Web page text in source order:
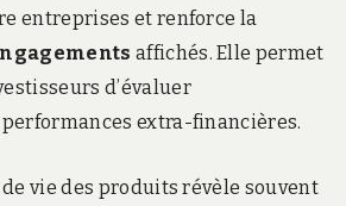
entreprises et renforce la
affichés. Elle permet
d’évaluer
extra-financières.
de vie des produits révèle souvent